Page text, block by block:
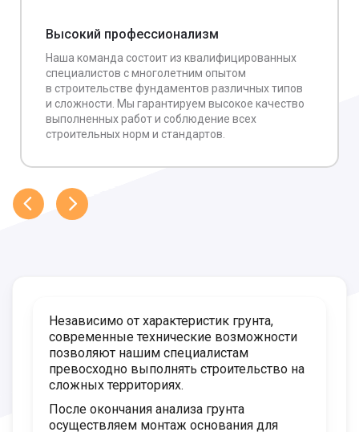
Высокий профессионализм
Наша команда состоит из квалифицированных
специалистов с многолетним опытом
в строительстве фундаментов различных типов
и сложности. Мы гарантируем высокое качество
выполненных работ и соблюдение всех
строительных норм и стандартов.
Независимо от характеристик грунта,
современные технические возможности
позволяют нашим специалистам
превосходно выполнять строительство на
сложных территориях.
После окончания анализа грунта
осуществляем монтаж основания для